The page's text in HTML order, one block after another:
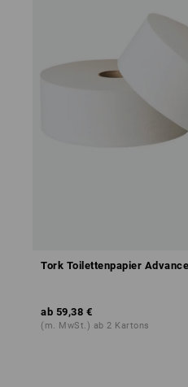
Tork Toilettenpapier
ab 59,38 €
(m. MwSt.) ab 2 Kartons